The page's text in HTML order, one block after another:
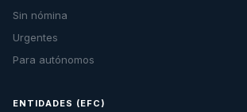
Sin nómina
Urgentes
Para autónomos
ENTIDADES (EFC)